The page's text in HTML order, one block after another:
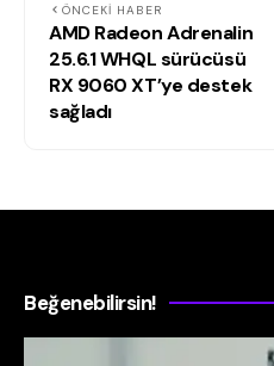
ÖNCEKI HABER
AMD Radeon Adrenalin
25.6.1 WHQL sürücüsü
RX 9060 XT’ye destek
sağladı
Beğenebilirsin!